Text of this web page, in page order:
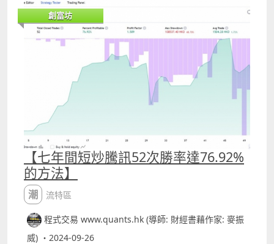
backtest 2. Trading View 連接富途autotrade示範 3.
Footprint chart教學及用trading view自制Footprint chart
方法 4.如何快速將pine script寫的交易策略轉為python版
本 5.如何快速學懂用python寫運用排盤市場深度數據的交
易策略autotrade 6.期指盤路分析原理講解 報名whatspp
69091306 或電郵paul.mark881@gmail.com
創富坊
【七年間短炒騰訊52次勝率達76.92%
的方法】
潮流特區
程式交易 www.quants.hk (導師: 財經書藉作家: 麥振
威) ・2024-09-26